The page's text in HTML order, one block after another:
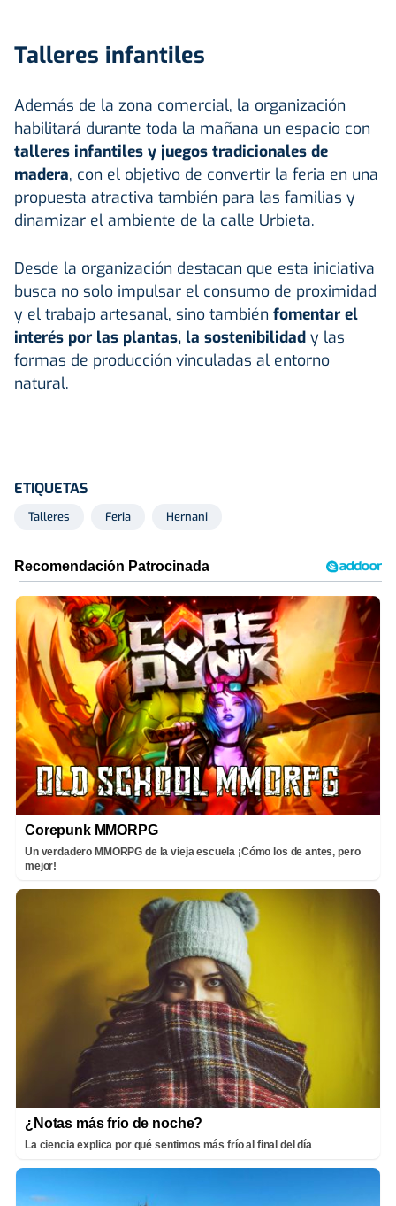
Talleres infantiles
Además de la zona comercial, la organización
habilitará durante toda la mañana un espacio con
talleres infantiles y juegos tradicionales de
madera, con el objetivo de convertir la feria en una
propuesta atractiva también para las familias y
dinamizar el ambiente de la calle Urbieta.
Desde la organización destacan que esta iniciativa
busca no solo impulsar el consumo de proximidad
y el trabajo artesanal, sino también fomentar el
interés por las plantas, la sostenibilidad y las
formas de producción vinculadas al entorno
natural.
ETIQUETAS
Talleres Feria Hernani
Corepunk MMORPG
Un verdadero MMORPG de la vieja escuela ¡Cómo los de antes, pero
mejor!
¿Notas más frío de noche?
La ciencia explica por qué sentimos más frío al final del día